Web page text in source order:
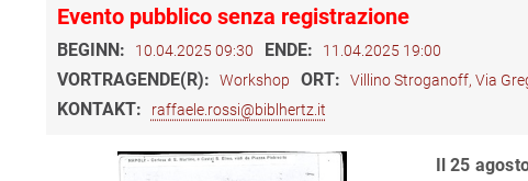
Evento pubblico senza registrazione
BEGINN: 10.04.2025 09:30 ENDE: 11.04.2025 19:00
VORTRAGENDE(R): Workshop ORT: Villino Stroganoff, Via
KONTAKT: raffaele.rossi@biblhertz.it
Il 25